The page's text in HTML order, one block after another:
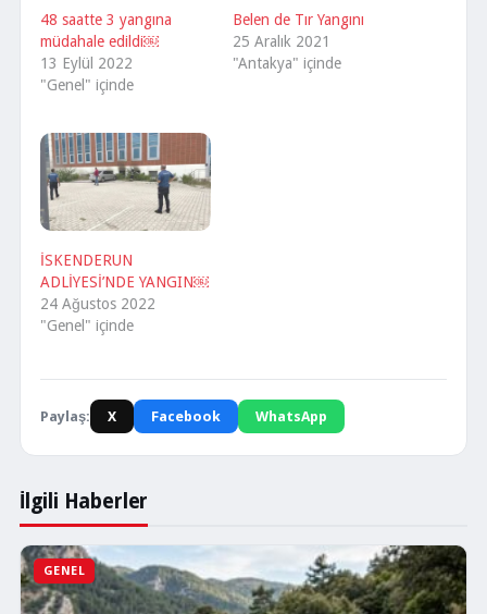
48 saatte 3 yangına
müdahale edildi￼
13 Eylül 2022
"Genel" içinde
Belen de Tır Yangını
25 Aralık 2021
"Antakya" içinde
İSKENDERUN
ADLİYESİ’NDE YANGIN￼
24 Ağustos 2022
"Genel" içinde
Paylaş: X Facebook WhatsApp
İlgili Haberler
GENEL